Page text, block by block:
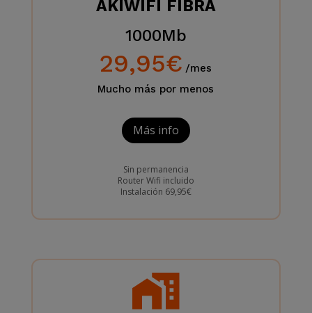
AKIWIFI FIBRA
1000Mb
29,95€ /mes
Mucho más por menos
Más info
Sin permanencia
Router Wifi incluido
Instalación 69,95€